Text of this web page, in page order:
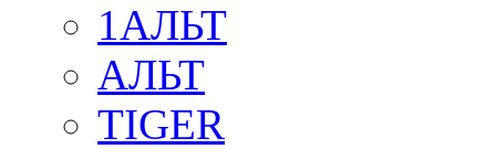
1АЛЬТ
АЛЬТ
TIGER